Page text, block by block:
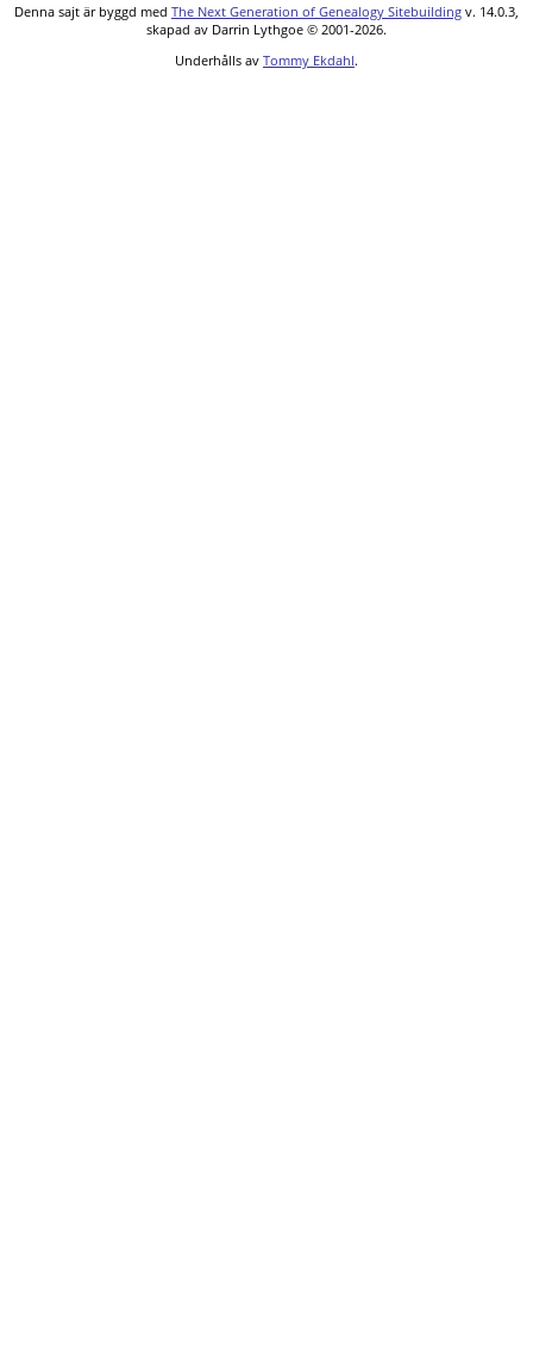
Denna sajt är byggd med The Next Generation of Genealogy Sitebuilding v. 14.0.3,
skapad av Darrin Lythgoe © 2001-2026.
Underhålls av Tommy Ekdahl.